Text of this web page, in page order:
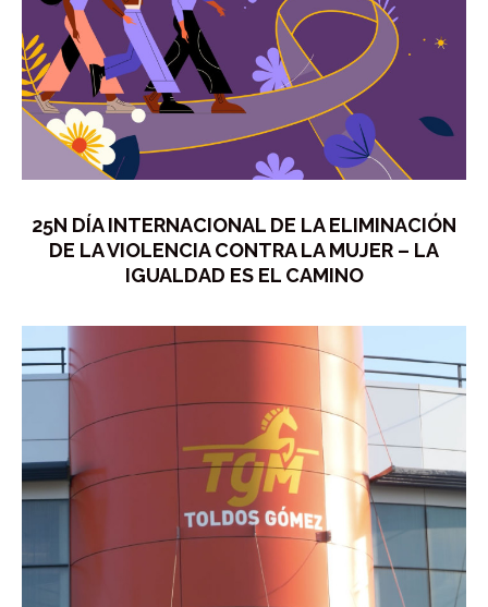
25N DÍA INTERNACIONAL DE LA ELIMINACIÓN
DE LA VIOLENCIA CONTRA LA MUJER – LA
IGUALDAD ES EL CAMINO